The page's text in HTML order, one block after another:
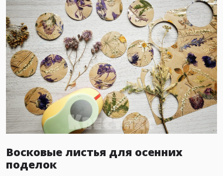
Восковые листья для осенних
поделок